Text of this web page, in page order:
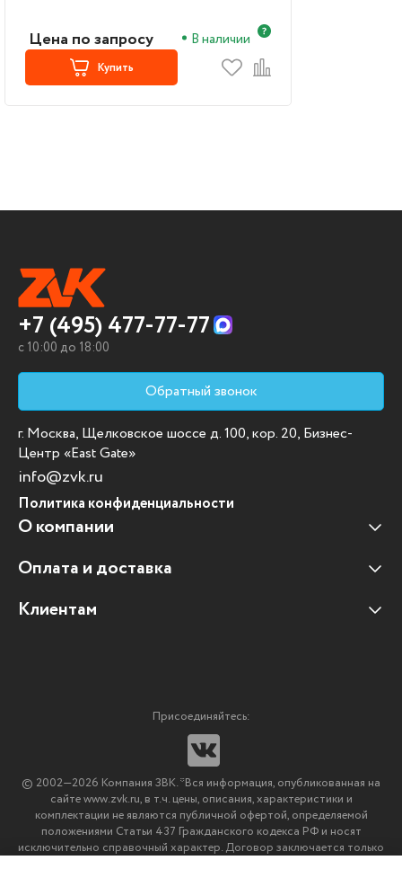
Цена по запросу В наличии
Купить
+7 (495) 477-77-77
c 10:00 до 18:00
Обратный звонок
г. Москва, Щелковское шоссе д. 100, кор. 20, Бизнес-
Центр «East Gate»
info@zvk.ru
Политика конфиденциальности
О компании
Наши клиенты
Отзывы клиентов
Оплата и доставка
Оплата и доставка
Клиентам
Мультимедийное оборудование
Импортозамещение ПО
© 2002—2026 Компания ЗВК. *Вся информация, опубликованная на
сайте www.zvk.ru, в т.ч. цены, описания, характеристики и
комплектации не являются публичной офертой, определяемой
положениями Статьи 437 Гражданского кодекса РФ и носят
исключительно справочный характер. Договор заключается только
Присоединяйтесь: